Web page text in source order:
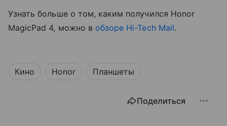
Узнать больше о том, каким получился Honor
MagicPad 4, можно в обзоре Hi-Tech Mail.
Кино Honor Планшеты
Поделиться